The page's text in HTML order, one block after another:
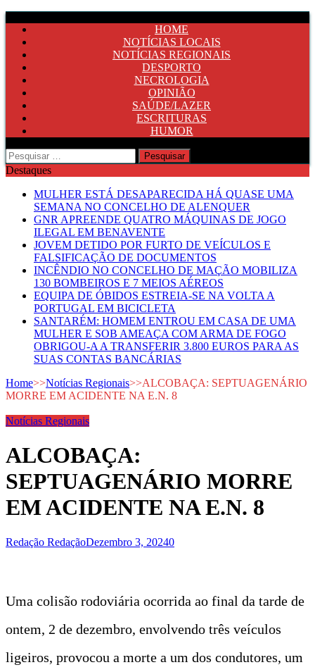
HOME
NOTÍCIAS LOCAIS
NOTÍCIAS REGIONAIS
DESPORTO
NECROLOGIA
OPINIÃO
SAÚDE/LAZER
ESCRITURAS
HUMOR
Pesquisar
por:
Destaques
MULHER ESTÁ DESAPARECIDA HÁ QUASE UMA
SEMANA NO CONCELHO DE ALENQUER
GNR APREENDE QUATRO MÁQUINAS DE JOGO
ILEGAL EM BENAVENTE
JOVEM DETIDO POR FURTO DE VEÍCULOS E
FALSIFICAÇÃO DE DOCUMENTOS
INCÊNDIO NO CONCELHO DE MAÇÃO MOBILIZA
130 BOMBEIROS E 7 MEIOS AÉREOS
EQUIPA DE ÓBIDOS ESTREIA-SE NA VOLTA A
PORTUGAL EM BICICLETA
SANTARÉM: HOMEM ENTROU EM CASA DE UMA
MULHER E SOB AMEAÇA COM ARMA DE FOGO
OBRIGOU-A A TRANSFERIR 3.800 EUROS PARA AS
SUAS CONTAS BANCÁRIAS
Home>>Notícias Regionais>>ALCOBAÇA: SEPTUAGENÁRIO
MORRE EM ACIDENTE NA E.N. 8
Notícias Regionais
ALCOBAÇA:
SEPTUAGENÁRIO MORRE
EM ACIDENTE NA E.N. 8
Redação RedaçãoDezembro 3, 20240
Uma colisão rodoviária ocorrida ao final da tarde de
ontem, 2 de dezembro, envolvendo três veículos
ligeiros, provocou a morte a um dos condutores, um